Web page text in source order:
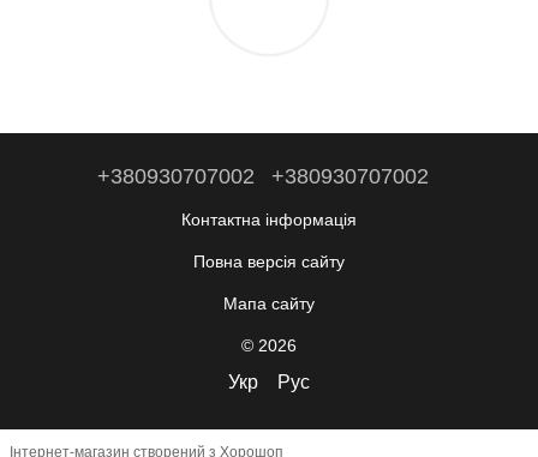
+380930707002 +380930707002
Контактна інформація
Повна версія сайту
Мапа сайту
© 2026
Укр Рус
Інтернет-магазин створений з Хорошоп